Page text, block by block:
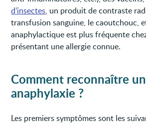
d’insectes, un produit de contraste
transfusion sanguine, le caoutchouc,
anaphylactique est plus fréquente
présentant une allergie connue.
Comment reconnaître
anaphylaxie ?
Les premiers symptômes sont les